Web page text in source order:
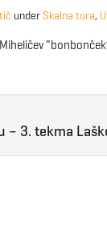
under Skalna tura,
– 3. tekma